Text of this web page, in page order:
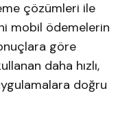
çözümleri ile
mobil ödemelerin
göre
daha hızlı,
doğru